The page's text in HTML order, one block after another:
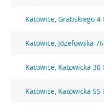
Katowice, Grabskiego 4
Katowice, Józefowska 76
Katowice, Katowicka 30
Katowice, Katowicka 55